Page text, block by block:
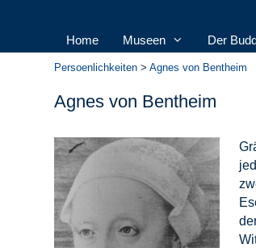
Home Museen Der
Persoenlichkeiten >Agnes von Bentheim
Agnes von Bentheim